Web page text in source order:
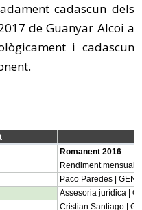
cadascun dels
de Guanyar Alcoi a
i cadascun